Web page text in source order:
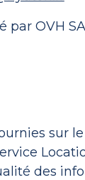
par OVH
sur
des